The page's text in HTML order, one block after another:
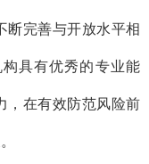
断完善与开放水平相
具有优秀的专业能
，在有效防范风险前